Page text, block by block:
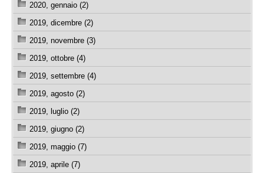
2020, gennaio (2)
2019, dicembre (2)
2019, novembre (3)
2019, ottobre (4)
2019, settembre (4)
2019, agosto (2)
2019, luglio (2)
2019, giugno (2)
2019, maggio (7)
2019, aprile (7)